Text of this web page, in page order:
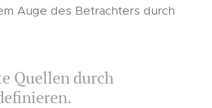
Auge des Betrachters durch
Quellen durch